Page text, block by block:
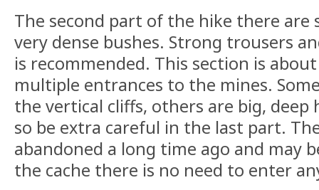
The second part of the hike there are
very dense bushes. Strong trousers
is recommended. This section is
multiple entrances to the mines.
the vertical cliffs, others are big, deep
so be extra careful in the last part.
abandoned a long time ago and may
the cache there is no need to enter